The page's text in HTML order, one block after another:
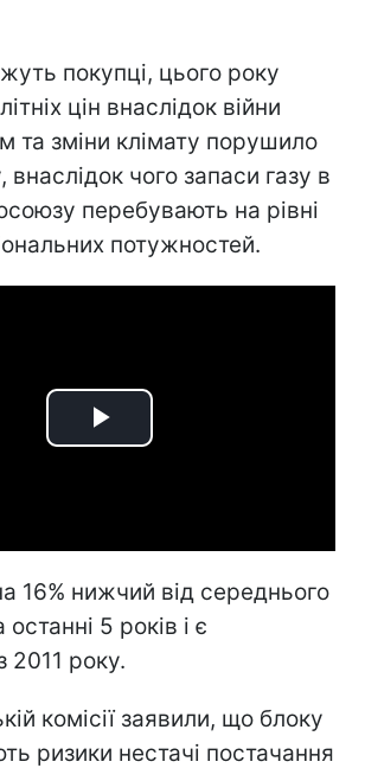
покупці, цього року
цін внаслідок війни
та зміни клімату порушило
чого запаси газу в
перебувають на рівні
потужностей.
Play
16% нижчий від середнього
5 років і є
2011 року.
комісії заявили, що блоку
ризики нестачі постачання